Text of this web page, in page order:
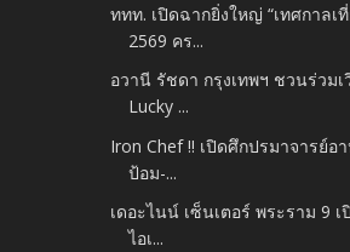
ททท. เปิดฉากยิ่งใหญ่ “เทศกาลเ
2569 คร...
อวานี รัชดา กรุงเทพฯ ชวนร่วมเ
Lucky ...
Iron Chef !! เปิดศึกปรมาจารย์อ
ป้อม-...
เดอะไนน์ เซ็นเตอร์ พระราม 9
ไอเ...